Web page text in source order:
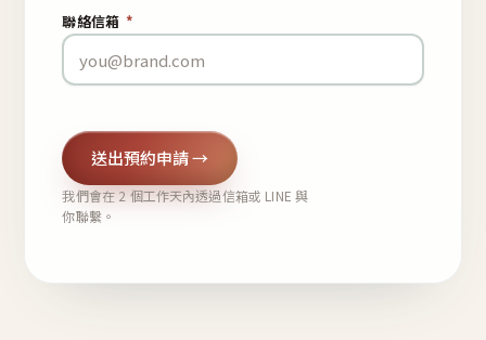
聯絡信箱 *
送出預約申請 →
我們會在 2 個工作天內透過信箱或 LINE 與
你聯繫。